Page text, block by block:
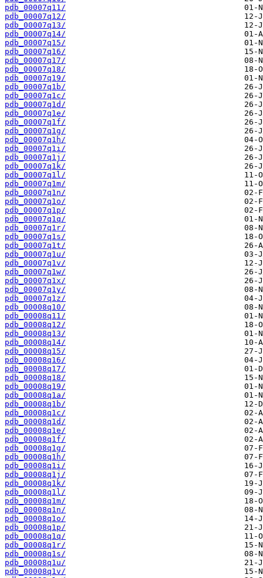
pdb_00007q11/
pdb_00007q12/
pdb_00007q13/
pdb_00007q14/
pdb_00007q15/
pdb_00007q16/
pdb_00007q17/
pdb_00007q18/
pdb_00007q19/
pdb_00007q1b/
pdb_00007q1c/
pdb_00007q1d/
pdb_00007q1e/
pdb_00007q1f/
pdb_00007q1g/
pdb_00007q1h/
pdb_00007q1i/
pdb_00007q1j/
pdb_00007q1k/
pdb_00007q1l/
pdb_00007q1m/
pdb_00007q1n/
pdb_00007q1o/
pdb_00007q1p/
pdb_00007q1q/
pdb_00007q1r/
pdb_00007q1s/
pdb_00007q1t/
pdb_00007q1u/
pdb_00007q1v/
pdb_00007q1w/
pdb_00007q1x/
pdb_00007q1y/
pdb_00007q1z/
pdb_00008q10/
pdb_00008q11/
pdb_00008q12/
pdb_00008q13/
pdb_00008q14/
pdb_00008q15/
pdb_00008q16/
pdb_00008q17/
pdb_00008q18/
pdb_00008q19/
pdb_00008q1a/
pdb_00008q1b/
pdb_00008q1c/
pdb_00008q1d/
pdb_00008q1e/
pdb_00008q1f/
pdb_00008q1g/
pdb_00008q1h/
pdb_00008q1i/
pdb_00008q1j/
pdb_00008q1k/
pdb_00008q1l/
pdb_00008q1m/
pdb_00008q1n/
pdb_00008q1o/
pdb_00008q1p/
pdb_00008q1q/
pdb_00008q1r/
pdb_00008q1s/
pdb_00008q1u/
pdb_00008q1v/